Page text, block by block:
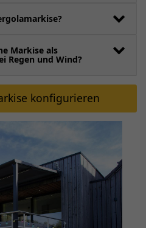
Markise als
Regen und Wind?
konfigurieren